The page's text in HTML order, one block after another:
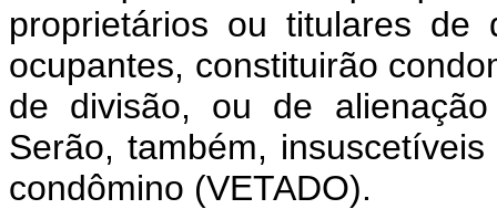
proprietários ou titulares
ocupantes, constituirão
de divisão, ou de
Serão, também,
condômino (VETADO).